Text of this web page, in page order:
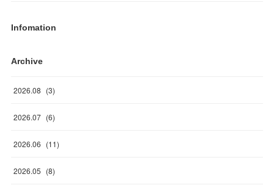
Infomation
Archive
2026.08 (3)
2026.07 (6)
2026.06 (11)
2026.05 (8)